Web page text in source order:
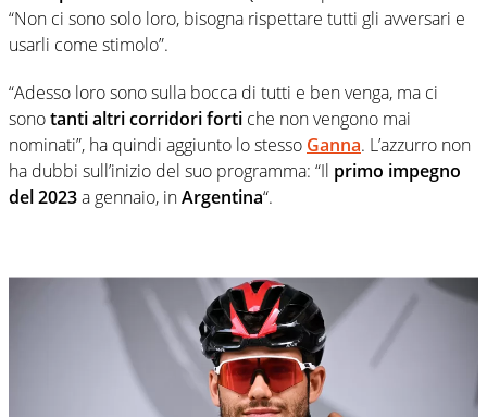
“Non ci sono solo loro, bisogna rispettare tutti gli avversari e
usarli come stimolo”.
“Adesso loro sono sulla bocca di tutti e ben venga, ma ci
sonotanti altri corridori forti che non vengono mai
nominati”, ha quindi aggiunto lo stesso Ganna. L’azzurro non
ha dubbi sull’inizio del suo programma: “Il primo impegno
del 2023a gennaio, inArgentina“.